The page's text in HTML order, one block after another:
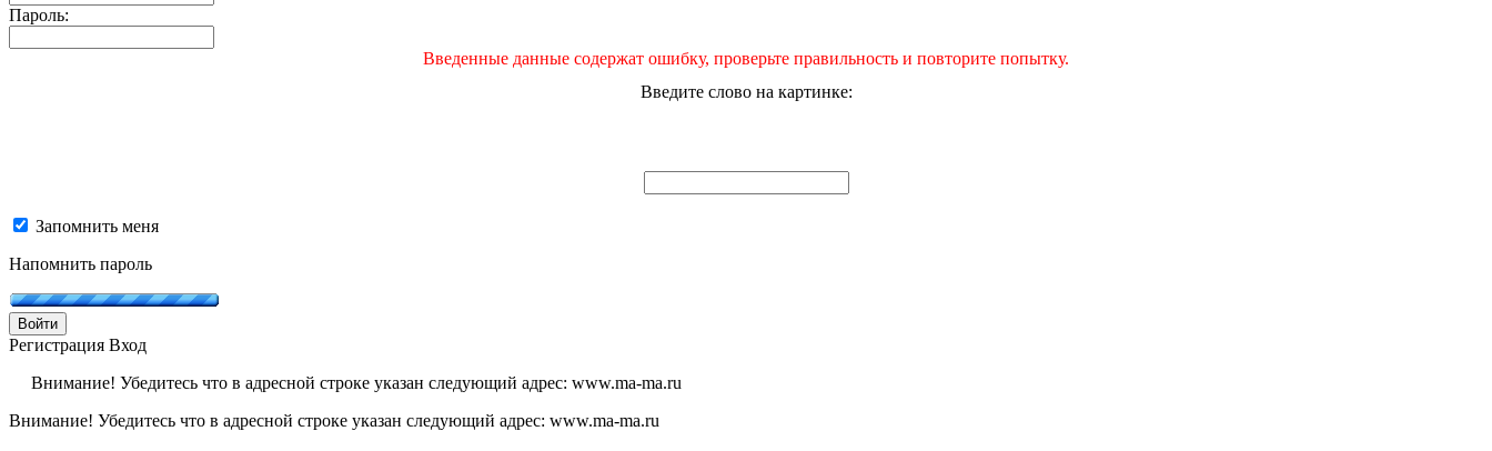
Пароль:
Введенные данные содержат ошибку, проверьте правильность и повторите попытку.
Введите слово на картинке:
Запомнить меня
Напомнить пароль
Войти
Регистрация Вход
Внимание! Убедитесь что в адресной строке указан следующий адрес: www.ma-ma.ru
Внимание! Убедитесь что в адресной строке указан следующий адрес: www.ma-ma.ru